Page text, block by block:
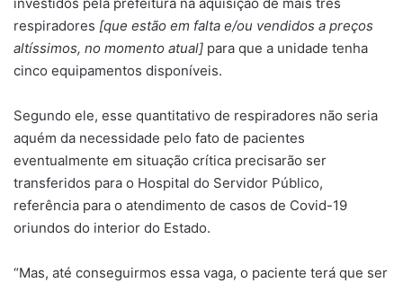
respiradores [que estão em falta e/ou vendidos a preços
altíssimos, no momento atual] para que a unidade tenha
cinco equipamentos disponíveis.
Segundo ele, esse quantitativo de respiradores não seria
aquém da necessidade pelo fato de pacientes
eventualmente em situação crítica precisarão ser
transferidos para o Hospital do Servidor Público,
referência para o atendimento de casos de Covid-19
oriundos do interior do Estado.
“Mas, até conseguirmos essa vaga, o paciente terá que ser